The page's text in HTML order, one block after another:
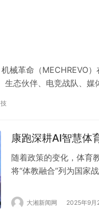
革命（MECHREVO）
态伙伴、电竞战队、
，机械革命将继续秉持
康跑深耕AI智慧体
随着政策的变化，体育
将“体教融合”列为国家
覆盖“教、学、测、练
态的引领者。 一、政策
大湘新闻网 2025年9月